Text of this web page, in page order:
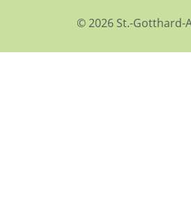
© 2026 St.-Gotthard-